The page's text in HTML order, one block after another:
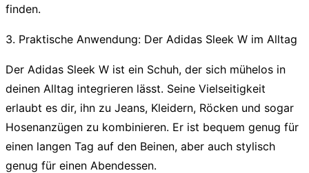
finden.
3. Praktische Anwendung: Der Adidas Sleek W im Alltag
Der Adidas Sleek W ist ein Schuh, der sich mühelos in
deinen Alltag integrieren lässt. Seine Vielseitigkeit
erlaubt es dir, ihn zu Jeans, Kleidern, Röcken und sogar
Hosenanzügen zu kombinieren. Er ist bequem genug für
einen langen Tag auf den Beinen, aber auch stylisch
genug für einen Abendessen.